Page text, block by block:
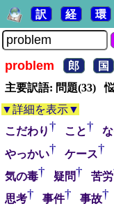
訳 経 環
problem 郎
国
主要訳語: 問題(33)
▼詳細を表示▼
こだわり† こと†
やっかい† ケース†
気の毒† 疑問† 苦労
思考† 事件† 事故†